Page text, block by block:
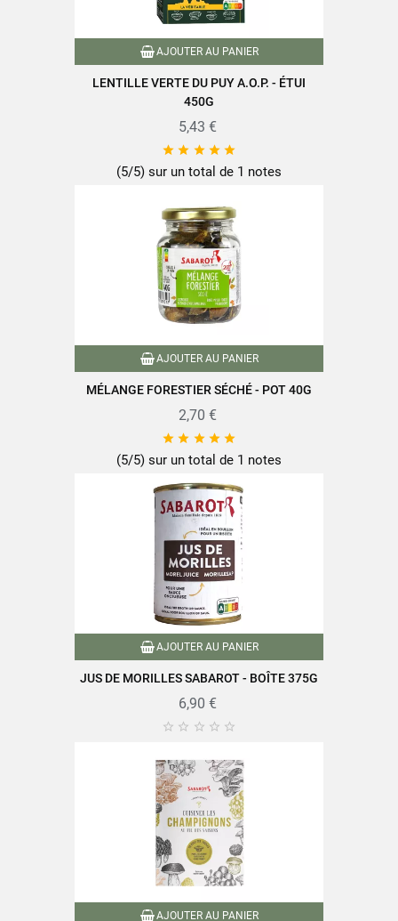
AJOUTER AU PANIER
LENTILLE VERTE DU PUY A.O.P. - ÉTUI
450G
5,43 €
    
(5/5) sur un total de 1 notes
AJOUTER AU PANIER
MÉLANGE FORESTIER SÉCHÉ - POT 40G
2,70 €
    
(5/5) sur un total de 1 notes
AJOUTER AU PANIER
JUS DE MORILLES SABAROT - BOÎTE 375G
6,90 €
    
AJOUTER AU PANIER